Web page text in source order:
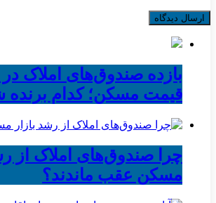
بازده صندوق‌های املاک
قیمت مسکن؛ کدام برنده
چرا صندوق‌های املاک از
مسکن عقب ماندند؟